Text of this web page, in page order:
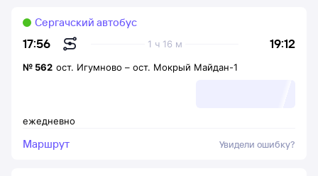
17:56 19:12
1 ч 16 м
Сергачский автобус
ежедневно
№ 562 ост. Игумново – ост. Мокрый Майдан-1
Маршрут Увидели ошибку?